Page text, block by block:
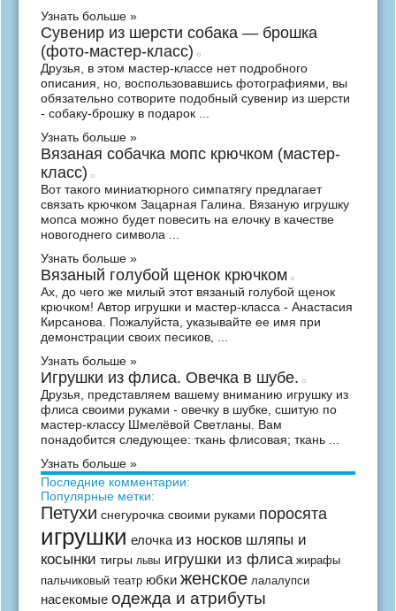
Узнать больше »
Сувенир из шерсти собака — брошка
(фото-мастер-класс)
Друзья, в этом мастер-классе нет подробного
описания, но, воспользовавшись фотографиями, вы
обязательно сотворите подобный сувенир из шерсти
- собаку-брошку в подарок ...
Узнать больше »
Вязаная собачка мопс крючком (мастер-
класс)
Вот такого миниатюрного симпатягу предлагает
связать крючком Зацарная Галина. Вязаную игрушку
мопса можно будет повесить на елочку в качестве
новогоднего символа ...
Узнать больше »
Вязаный голубой щенок крючком
Ах, до чего же милый этот вязаный голубой щенок
крючком! Автор игрушки и мастер-класса - Анастасия
Кирсанова. Пожалуйста, указывайте ее имя при
демонстрации своих песиков, ...
Узнать больше »
Игрушки из флиса. Овечка в шубе.
Друзья, представляем вашему вниманию игрушку из
флиса своими руками - овечку в шубке, сшитую по
мастер-классу Шмелёвой Светланы. Вам
понадобится следующее: ткань флисовая; ткань ...
Узнать больше »
Последние комментарии:
Популярные метки:
Петухи снегурочка своими руками поросята
игрушки елочка из носков шляпы и
косынки тигры львы игрушки из флиса жирафы
пальчиковый театр юбки женское лалалупси
насекомые одежда и атрибуты